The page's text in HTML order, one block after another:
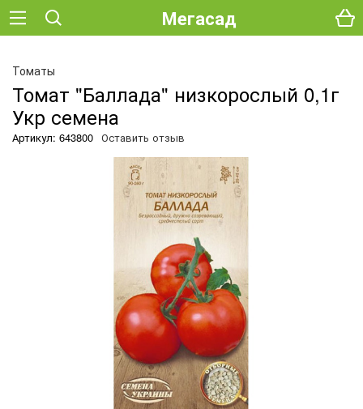
Томаты
Томат "Баллада" низкорослый 0,1г
Укр семена
Артикул: 643800 Оставить отзыв
Мегасад